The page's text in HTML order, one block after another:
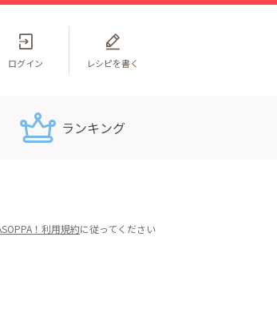
ログイン レシピを書く
ランキング
！利用規約に従ってください